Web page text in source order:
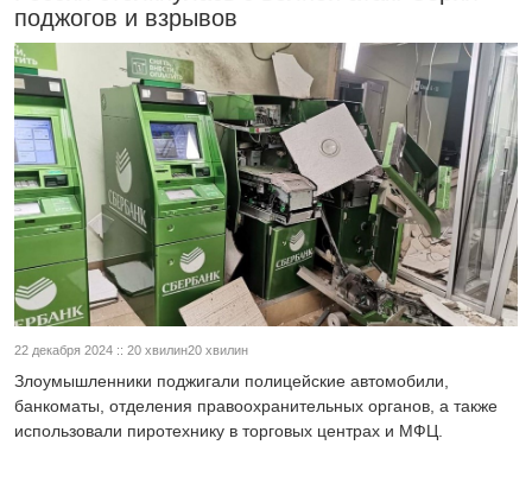
поджогов и взрывов
22 декабря 2024 :: 20 хвилин20 хвилин
Злоумышленники поджигали полицейские автомобили,
банкоматы, отделения правоохранительных органов, а также
использовали пиротехнику в торговых центрах и МФЦ.